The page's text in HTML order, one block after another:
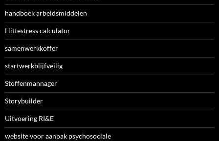
handboek arbeidsmiddelen
Hittestress calculator
samenwerkkoffer
startwerkblijfveilig
Stoffenmannager
Storybuilder
Uitvoering RI&E
website voor aanpak psychosociale